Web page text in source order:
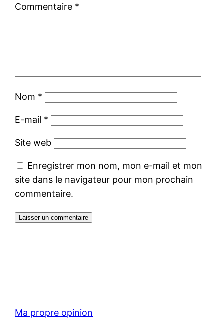
Commentaire *
Nom *
E-mail *
Site web
Enregistrer mon nom, mon e-mail et mon
site dans le navigateur pour mon prochain
commentaire.
Ma propre opinion